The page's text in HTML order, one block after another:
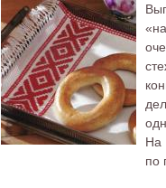
На
по